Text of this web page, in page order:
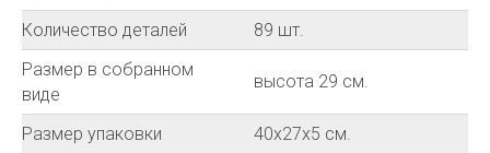
Количество деталей
89 шт.
Размер в собранном
виде
высота 29 см.
Размер упаковки
40х27х5 см.